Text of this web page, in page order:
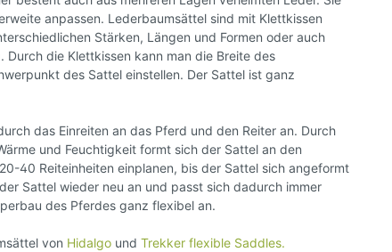
anpassen. Lederbaumsättel sind mit Klettkissen
Stärken, Längen und Formen oder auch
die Klettkissen kann man die Breite des
des Sattel einstellen. Der Sattel ist ganz
das Einreiten an das Pferd und den Reiter an. Durch
und Feuchtigkeit formt sich der Sattel an den
40 Reiteinheiten einplanen, bis der Sattel sich angeformt
Sattel wieder neu an und passt sich dadurch immer
des Pferdes ganz flexibel an.
von Hidalgo und Trekker flexible Saddles.